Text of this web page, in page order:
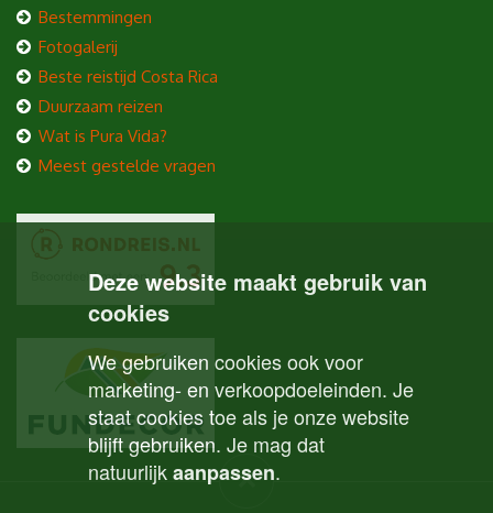
Deze website maakt gebruik van
cookies
We gebruiken cookies ook voor
marketing- en verkoopdoeleinden. Je
staat cookies toe als je onze website
blijft gebruiken. Je mag dat
natuurlijkaanpassen.
Bestemmingen
Fotogalerij
Beste reistijd Costa Rica
Duurzaam reizen
Wat is Pura Vida?
Meest gestelde vragen